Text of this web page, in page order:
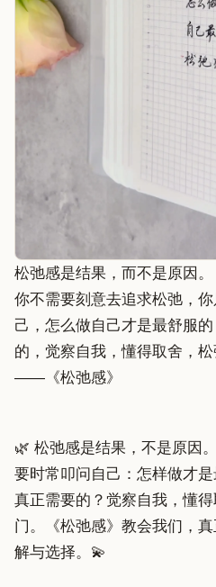
松弛感是结果，而不是原因。
你不需要刻意去追求松弛，
己，怎么做自己才是最舒服
的，觉察自我，懂得取舍，松
——《松弛感》
🌿 松弛感是结果，不是原因
要时常叩问自己：怎样做才
真正需要的？觉察自我，懂
门。《松弛感》教会我们，
解与选择。💫